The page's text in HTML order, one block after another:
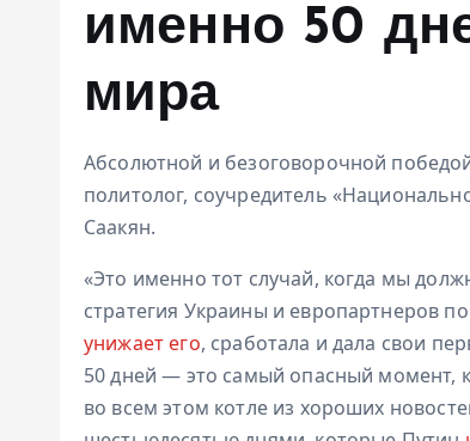
именно 50
мира
Абсолютной и безоговорочной
политолог, соучредитель
Саакян.
«Это именно тот случай, когда мы
стратегия Украины и европартнеров
унижает его, сработала и дала свои
50 дней — это самый опасный момент,
во всем этом котле из хороших